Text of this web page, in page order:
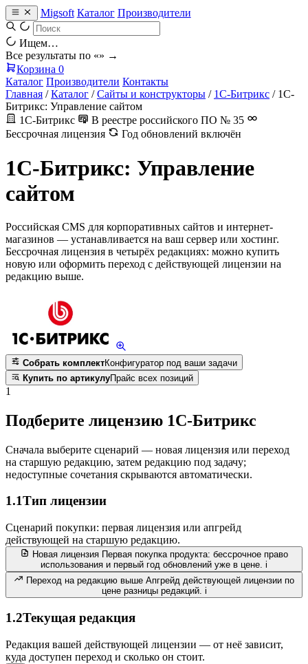
Migsoft Каталог Производители
Ищем…
Все результаты по «» →
Корзина 0
Каталог Производители Контакты
Главная / Каталог / Сайты и конструкторы / 1С-Битрикс / 1С-
Битрикс: Управление сайтом
1С-Битрикс
В реестре российского ПО № 35
Бессрочная лицензия
Год обновлений включён
1С-Битрикс: Управление
сайтом
Российская CMS для корпоративных сайтов и интернет-
магазинов — устанавливается на ваш сервер или хостинг.
Бессрочная лицензия в четырёх редакциях: можно купить
новую или оформить переход с действующей лицензии на
редакцию выше.
Собрать комплектКонфигуратор под ваши задачи
Купить по артикулуПрайс всех позиций
1
Подберите лицензию 1С-Битрикс
Сначала выберите сценарий — новая лицензия или переход
на старшую редакцию, затем редакцию под задачу;
недоступные сочетания скрываются автоматически.
1.1Тип лицензии
Сценарий покупки: первая лицензия или апгрейд
действующей на старшую редакцию.
Новая лицензия Первая покупка продукта: бессрочное право
использования и первый год обновлений уже в цене. i
Переход на редакцию выше Апгрейд действующей лицензии по
цене разницы редакций. i
1.2Текущая редакция
Редакция вашей действующей лицензии — от неё зависит,
куда доступен переход и сколько он стоит.